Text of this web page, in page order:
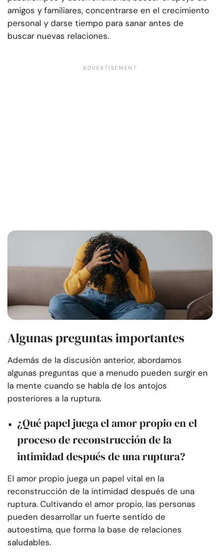
amigos y familiares, concentrarse en el crecimiento
personal y darse tiempo para sanar antes de
buscar nuevas relaciones.
Algunas preguntas importantes
Además de la discusión anterior, abordamos
algunas preguntas que a menudo pueden surgir en
la mente cuando se habla de los antojos
posteriores a la ruptura.
¿Qué papel juega el amor propio en el
proceso de reconstrucción de la
intimidad después de una ruptura?
El amor propio juega un papel vital en la
reconstrucción de la intimidad después de una
ruptura. Cultivando el amor propio, las personas
pueden desarrollar un fuerte sentido de
autoestima, que forma la base de relaciones
saludables.